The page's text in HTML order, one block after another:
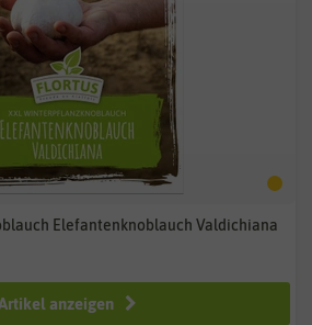
Elefantenknoblauch Valdichiana
anzeigen